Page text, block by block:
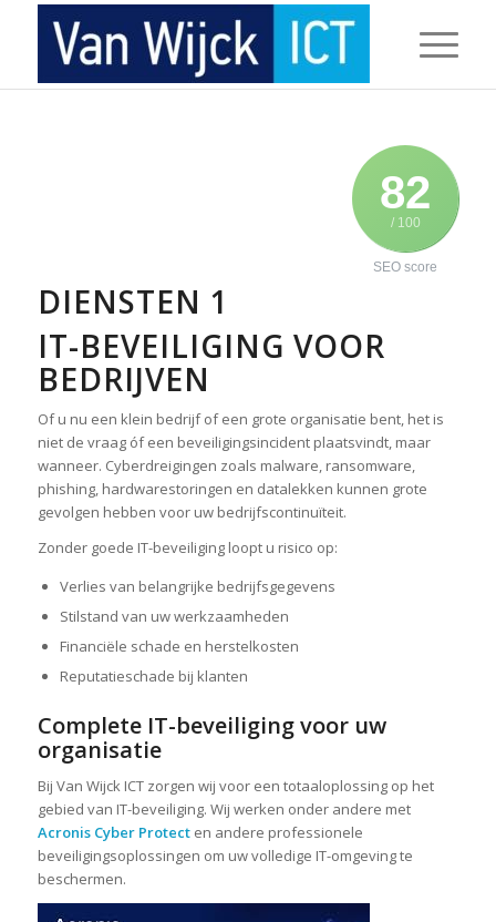
82
/ 100
SEO score
DIENSTEN 1
IT-BEVEILIGING VOOR
BEDRIJVEN
Of u nu een klein bedrijf of een grote organisatie bent, het is
niet de vraag óf een beveiligingsincident plaatsvindt, maar
wanneer. Cyberdreigingen zoals malware, ransomware,
phishing, hardwarestoringen en datalekken kunnen grote
gevolgen hebben voor uw bedrijfscontinuïteit.
Zonder goede IT-beveiliging loopt u risico op:
Verlies van belangrijke bedrijfsgegevens
Stilstand van uw werkzaamheden
Financiële schade en herstelkosten
Reputatieschade bij klanten
Complete IT-beveiliging voor uw
organisatie
Bij Van Wijck ICT zorgen wij voor een totaaloplossing op het
gebied van IT-beveiliging. Wij werken onder andere met
Acronis Cyber Protecten andere professionele
beveiligingsoplossingen om uw volledige IT-omgeving te
beschermen.